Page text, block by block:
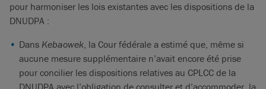
pour harmoniser les lois existantes avec les dispositions de la
DNUDPA :
Dans Kebaowek, la Cour fédérale a estimé que, même si
aucune mesure supplémentaire n’avait encore été prise
pour concilier les dispositions relatives au CPLCC de la
DNUDPA avec l’obligation de consulter et d’accommoder, la